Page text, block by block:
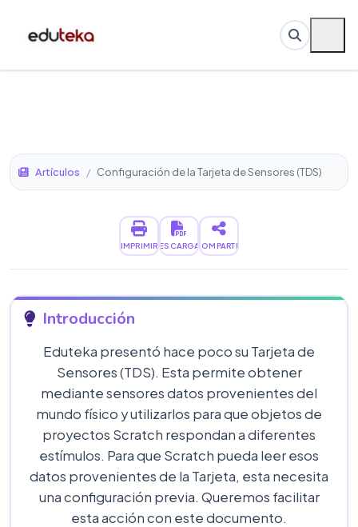
Artículos / Configuración de la Tarjeta de Sensores (TDS)
IMPRIMIRDESCARGARCOMPARTIR
Introducción
Eduteka presentó hace poco su Tarjeta de
Sensores (TDS). Esta permite obtener
mediante sensores datos provenientes del
mundo físico y utilizarlos para que objetos de
proyectos Scratch respondan a diferentes
estímulos. Para que Scratch pueda leer esos
datos provenientes de la Tarjeta, esta necesita
una configuración previa. Queremos facilitar
esta acción con este documento.